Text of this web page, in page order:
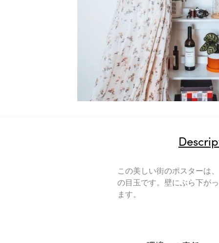
この美しい街のポスターは
の目玉です。壁にぶら下が
ます。